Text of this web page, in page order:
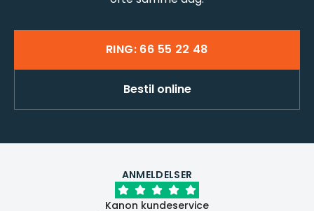
RING: 66 55 22 48
Bestil online
ANMELDELSER
Kanon kundeservice